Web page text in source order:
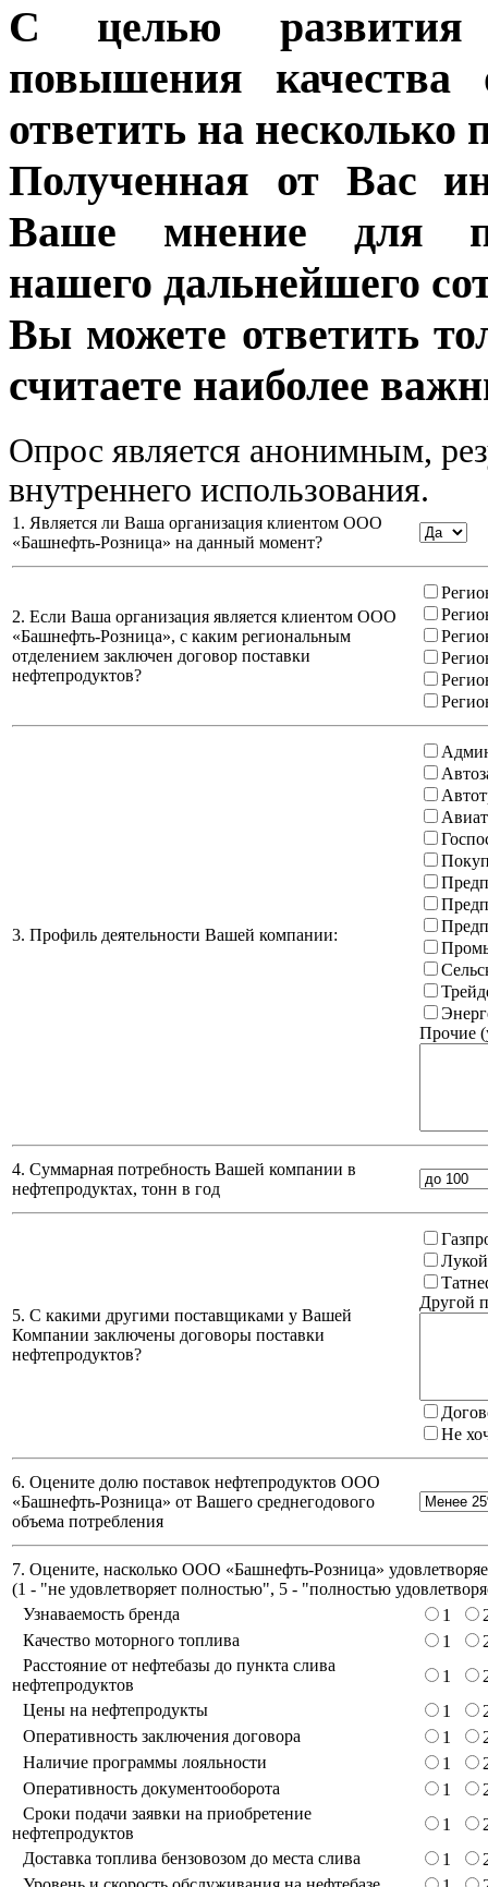
С целью развития
повышения качества
ответить на несколько
Полученная от Вас
Ваше мнение для
нашего дальнейшего
Вы можете ответить
считаете наиболее
Опрос является анонимным,
внутреннего использования.
1. Является ли Ваша организация клиентом ООО
«Башнефть-Розница» на данный момент?
2. Если Ваша организация является клиентом ООО
«Башнефть-Розница», с каким региональным
отделением заключен договор поставки
нефтепродуктов?
3. Профиль деятельности Вашей компании:
Прочие
4. Суммарная потребность Вашей компании в
нефтепродуктах, тонн в год
5. С какими другими поставщиками у Вашей
Компании заключены договоры поставки
нефтепродуктов?
Другой
Не
6. Оцените долю поставок нефтепродуктов ООО
«Башнефть-Розница» от Вашего среднегодового
объема потребления
7. Оцените, насколько ООО «Башнефть-Розница»
(1 - "не удовлетворяет полностью", 5 - "полностью
Узнаваемость бренда
1
Качество моторного топлива
1
Расстояние от нефтебазы до пункта слива
нефтепродуктов
1
Цены на нефтепродукты
1
Оперативность заключения договора
1
Наличие программы лояльности
1
Оперативность документооборота
1
Сроки подачи заявки на приобретение
нефтепродуктов
1
Доставка топлива бензовозом до места слива
1